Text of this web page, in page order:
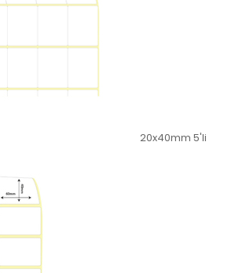
20x40mm 5'li